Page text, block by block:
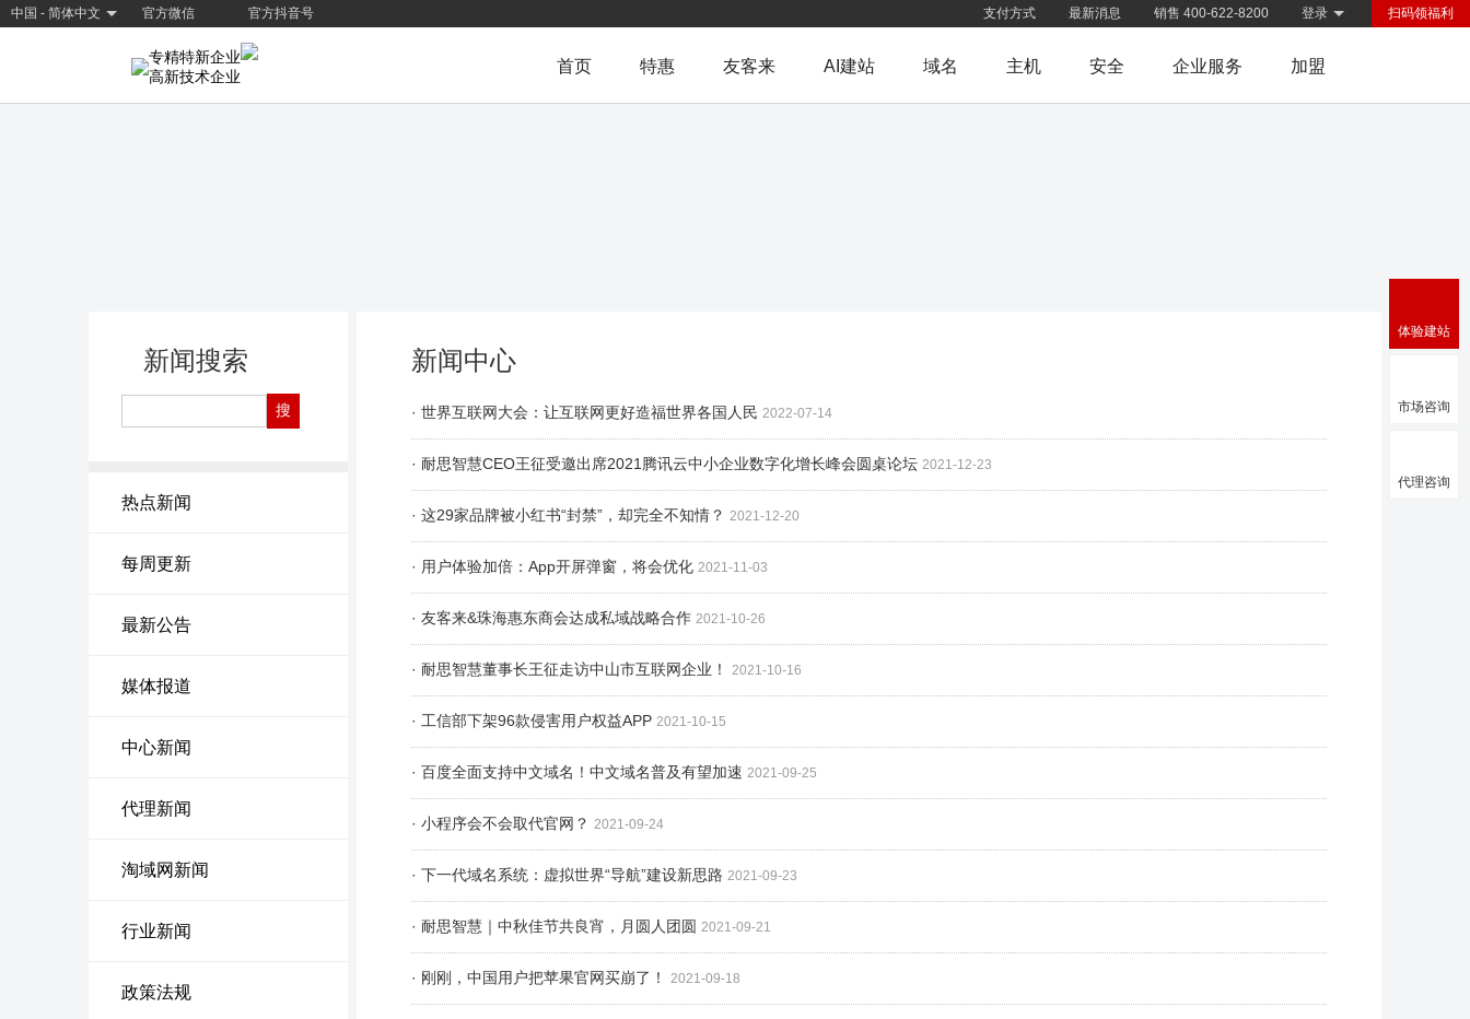
中国 - 简体中文 官方微信 官方抖音号 扫码领福利
登录
销售 400-622-8200
最新消息
支付方式
专精特新企业
高新技术企业
首页 特惠 友客来 AI建站 域名 主机 安全 企业服务 加盟
新闻搜索
热点新闻
每周更新
最新公告
媒体报道
中心新闻
代理新闻
淘域网新闻
行业新闻
政策法规
新闻中心
· 世界互联网大会：让互联网更好造福世界各国人民 2022-07-14
· 耐思智慧CEO王征受邀出席2021腾讯云中小企业数字化增长峰会圆桌论坛 2021-12-23
· 这29家品牌被小红书“封禁”，却完全不知情？ 2021-12-20
· 用户体验加倍：App开屏弹窗，将会优化 2021-11-03
· 友客来&珠海惠东商会达成私域战略合作 2021-10-26
· 耐思智慧董事长王征走访中山市互联网企业！ 2021-10-16
· 工信部下架96款侵害用户权益AP​P 2021-10-15
· 百度全面支持中文域名！中文域名普及有望加速 2021-09-25
· 小程序会不会取代官网？ 2021-09-24
· 下一代域名系统：虚拟世界“导航”建设新思路 2021-09-23
· 耐思智慧｜中秋佳节共良宵，月圆人团圆 2021-09-21
· 刚刚，中国用户把苹果官网买崩了！ 2021-09-18
体验建站
市场咨询
代理咨询